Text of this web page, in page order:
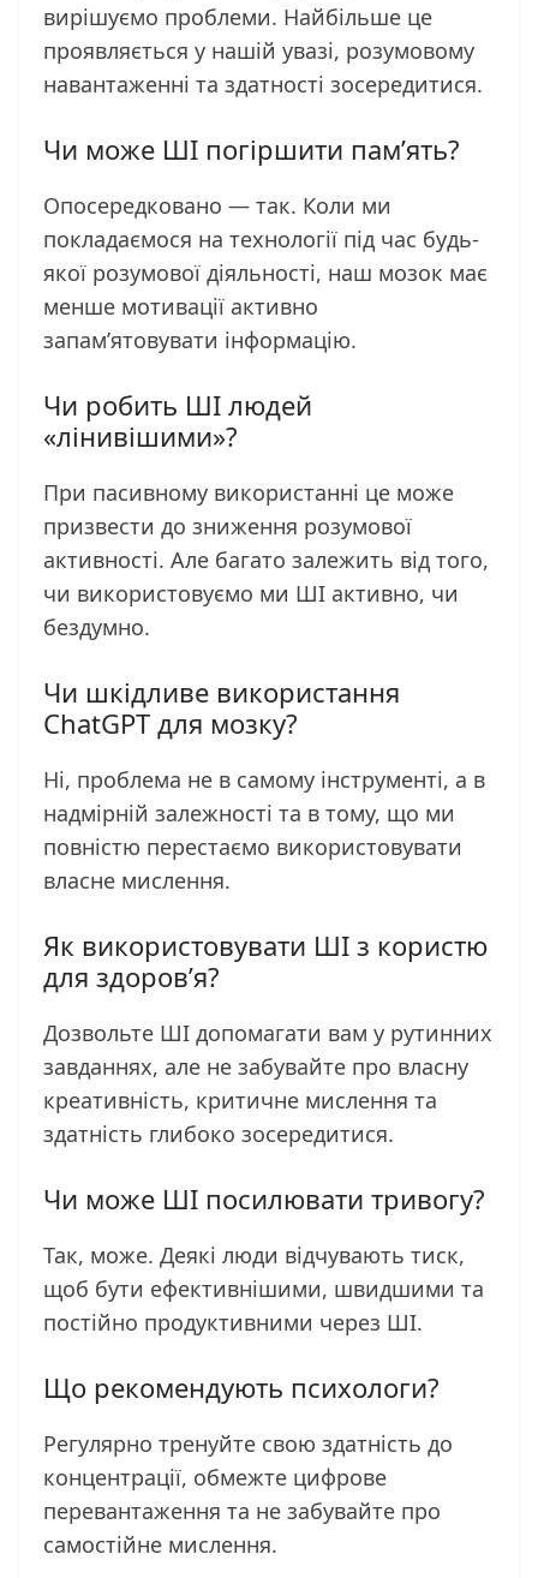
вирішуємо проблеми. Найбільше це
проявляється у нашій увазі, розумовому
навантаженні та здатності зосередитися.
Чи може ШІ погіршити пам’ять?
Опосередковано — так. Коли ми
покладаємося на технології під час будь-
якої розумової діяльності, наш мозок має
менше мотивації активно
запам’ятовувати інформацію.
Чи робить ШІ людей
«лінивішими»?
При пасивному використанні це може
призвести до зниження розумової
активності. Але багато залежить від того,
чи використовуємо ми ШІ активно, чи
бездумно.
Чи шкідливе використання
ChatGPT для мозку?
Ні, проблема не в самому інструменті, а в
надмірній залежності та в тому, що ми
повністю перестаємо використовувати
власне мислення.
Як використовувати ШІ з користю
для здоров’я?
Дозвольте ШІ допомагати вам у рутинних
завданнях, але не забувайте про власну
креативність, критичне мислення та
здатність глибоко зосередитися.
Чи може ШІ посилювати тривогу?
Так, може. Деякі люди відчувають тиск,
щоб бути ефективнішими, швидшими та
постійно продуктивними через ШІ.
Що рекомендують психологи?
Регулярно тренуйте свою здатність до
концентрації, обмежте цифрове
перевантаження та не забувайте про
самостійне мислення.